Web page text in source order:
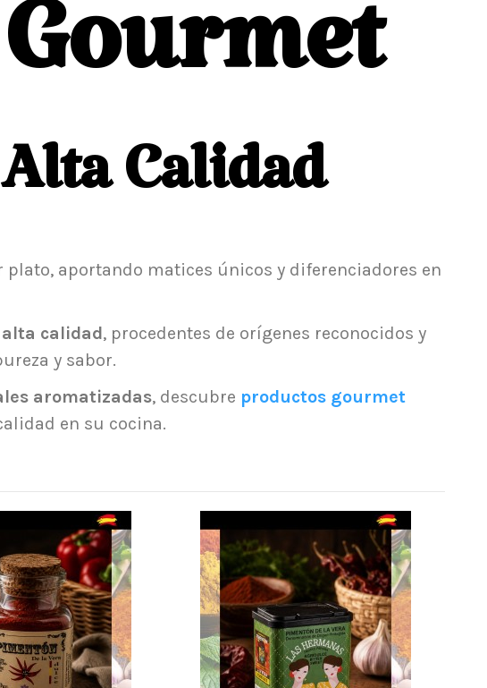
Calidad
aportando matices únicos y diferenciadores en
alta calidad, procedentes de orígenes reconocidos y
y sabor.
aromatizadas, descubre productos gourmet
en su cocina.